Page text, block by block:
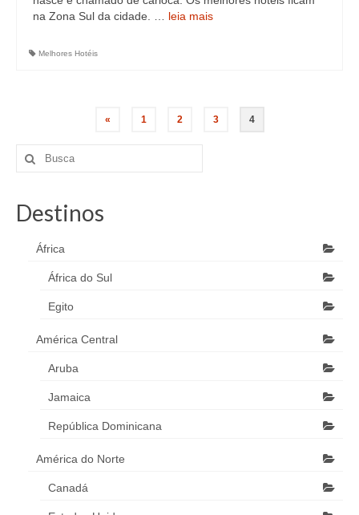
na Zona Sul da cidade. … leia mais
Melhores Hotéis
« 1 2 3 4
Destinos
África
África do Sul
Egito
América Central
Aruba
Jamaica
República Dominicana
América do Norte
Canadá